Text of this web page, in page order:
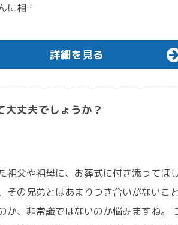
に相…
詳細を見る
丈夫でしょうか？
祖父や祖母に、お葬式に付き添ってほ
その兄弟とはあまりつき合いがないこ
か、非常識ではないのか悩みますね。